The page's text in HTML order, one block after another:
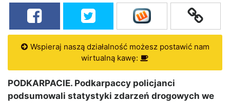
Wspieraj naszą działalność możesz postawić nam
wirtualną kawę:
PODKARPACIE. Podkarpaccy policjanci
podsumowali statystyki zdarzeń drogowych we